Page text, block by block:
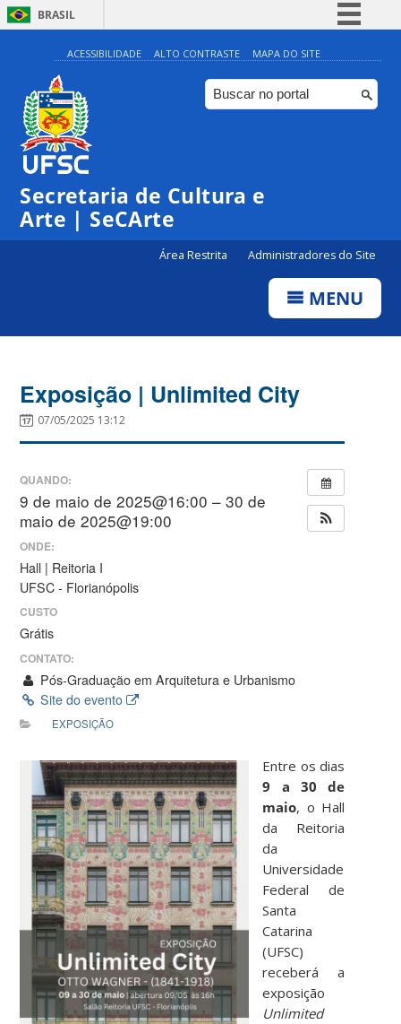
BRASIL
Simplifique!
Comunica BR
Participe
ACESSIBILIDADE ALTO CONTRASTE MAPA DO SITE
Secretaria de Cultura e
Arte | SeCArte
Área Restrita Administradores do Site
MENU
Exposição | Unlimited City
07/05/2025 13:12
QUANDO:
9 de maio de 2025@16:00 – 30 de
maio de 2025@19:00
ONDE:
Hall | Reitoria I
UFSC - Florianópolis
CUSTO
Grátis
CONTATO:
Pós-Graduação em Arquitetura e Urbanismo
Site do evento
EXPOSIÇÃO
Entre os dias
9 a 30 de
maio, o Hall
da Reitoria
da
Universidade
Federal de
Santa
Catarina
(UFSC)
receberá a
exposição
Unlimited